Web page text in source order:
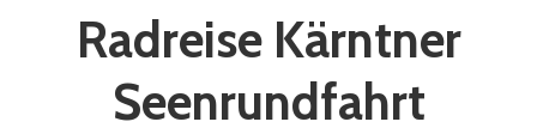
Radreise Kärntner
Seenrundfahrt